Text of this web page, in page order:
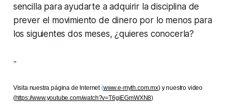
sencilla para ayudarte a adquirir la disciplina de
prever el movimiento de dinero por lo menos para
los siguientes dos meses, ¿quieres conocerla?
-
Visita nuestra página de Internet(www.e-myth.com.mx) y nuestro video
(https://www.youtube.com/watch?v=T6giEGmWXN8)